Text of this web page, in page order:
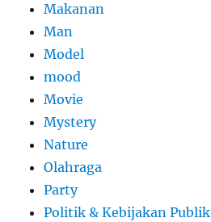
Makanan
Man
Model
mood
Movie
Mystery
Nature
Olahraga
Party
Politik & Kebijakan Publik